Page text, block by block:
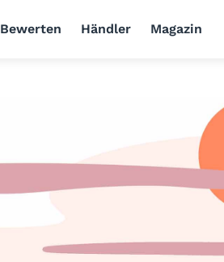
Bewerten Händler Magazin